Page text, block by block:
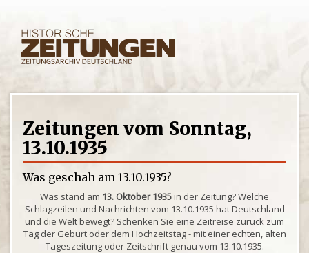
Zeitungen vom Sonntag,
13.10.1935
Was geschah am 13.10.1935?
Was stand am 13. Oktober 1935in der Zeitung? Welche
Schlagzeilen und Nachrichten vom 13.10.1935 hat Deutschland
und die Welt bewegt? Schenken Sie eine Zeitreise zurück zum
Tag der Geburt oder dem Hochzeitstag - mit einer echten, alten
Tageszeitung oder Zeitschrift genau vom 13.10.1935.